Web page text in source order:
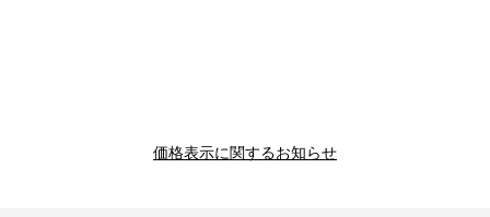
価格表示に関するお知らせ